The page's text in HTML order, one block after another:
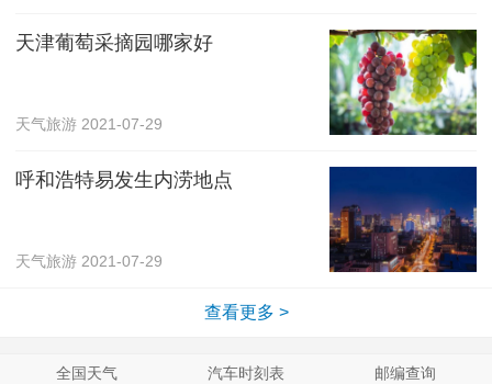
天津葡萄采摘园哪家好
天气旅游 2021-07-29
呼和浩特易发生内涝地点
天气旅游 2021-07-29
查看更多 >
全国天气 汽车时刻表
邮编查询